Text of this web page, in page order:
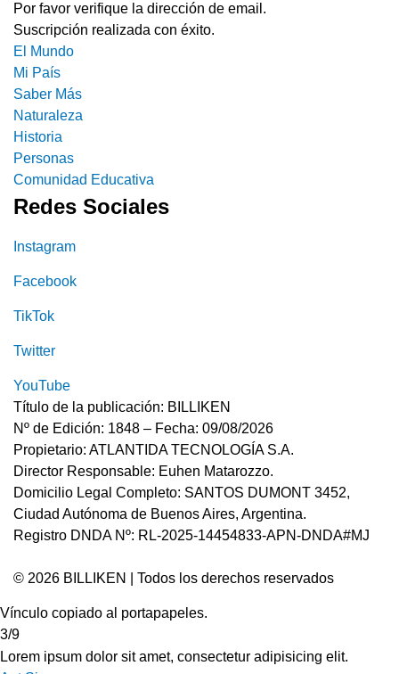
Por favor verifique la dirección de email.
Suscripción realizada con éxito.
El Mundo
Mi País
Saber Más
Naturaleza
Historia
Personas
Comunidad Educativa
Redes Sociales
Instagram
Facebook
TikTok
Twitter
YouTube
Título de la publicación: BILLIKEN
Nº de Edición: 1848 – Fecha: 09/08/2026
Propietario: ATLANTIDA TECNOLOGÍA S.A.
Director Responsable: Euhen Matarozzo.
Domicilio Legal Completo: SANTOS DUMONT 3452,
Ciudad Autónoma de Buenos Aires, Argentina.
Registro DNDA Nº: RL-2025-14454833-APN-DNDA#MJ
© 2026 BILLIKEN | Todos los derechos reservados
Vínculo copiado al portapapeles.
3/9
Lorem ipsum dolor sit amet, consectetur adipisicing elit.